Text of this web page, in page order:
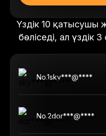
Үздік 10 қатысушы
бөліседі, ал үздік
No.1sky***@****
No.2dor***@****